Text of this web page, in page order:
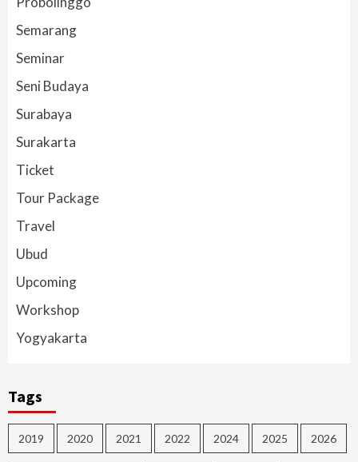
Semarang
Seminar
Seni Budaya
Surabaya
Surakarta
Ticket
Tour Package
Travel
Ubud
Upcoming
Workshop
Yogyakarta
Tags
2019 2020 2021 2022 2024 2025 2026